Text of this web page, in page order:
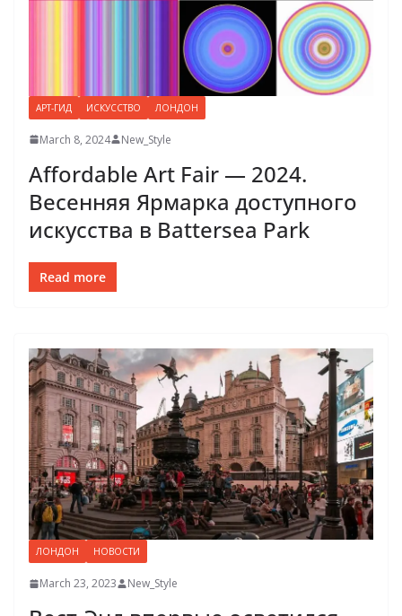
АРТ-ГИД ИСКУССТВО ЛОНДОН
March 8, 2024 New_Style
Affordable Art Fair — 2024.
Весенняя Ярмарка доступного
искусства в Battersea Park
Read more
ЛОНДОН НОВОСТИ
March 23, 2023 New_Style